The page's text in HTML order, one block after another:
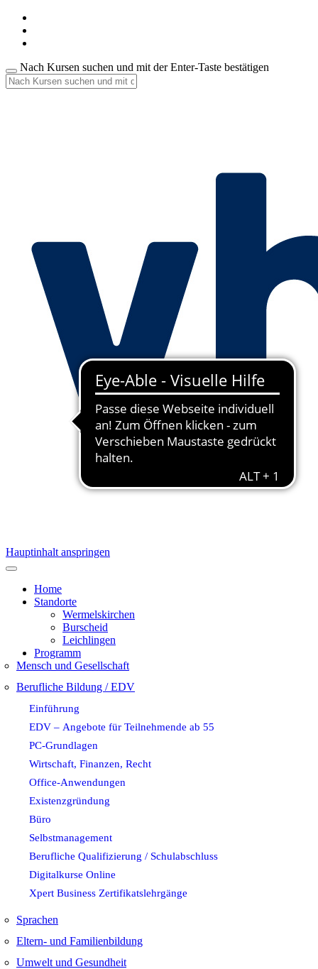
Nach Kursen suchen und mit der Enter-Taste bestätigen
Hauptinhalt anspringen
Home
Standorte
Wermelskirchen
Burscheid
Leichlingen
Programm
Mensch und Gesellschaft
Berufliche Bildung / EDV
Einführung
EDV – Angebote für Teilnehmende ab 55
PC-Grundlagen
Wirtschaft, Finanzen, Recht
Office-Anwendungen
Existenzgründung
Büro
Selbstmanagement
Berufliche Qualifizierung / Schulabschluss
Digitalkurse Online
Xpert Business Zertifikatslehrgänge
Sprachen
Eltern- und Familienbildung
Umwelt und Gesundheit